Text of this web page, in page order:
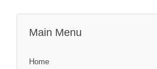
Main Menu
Home